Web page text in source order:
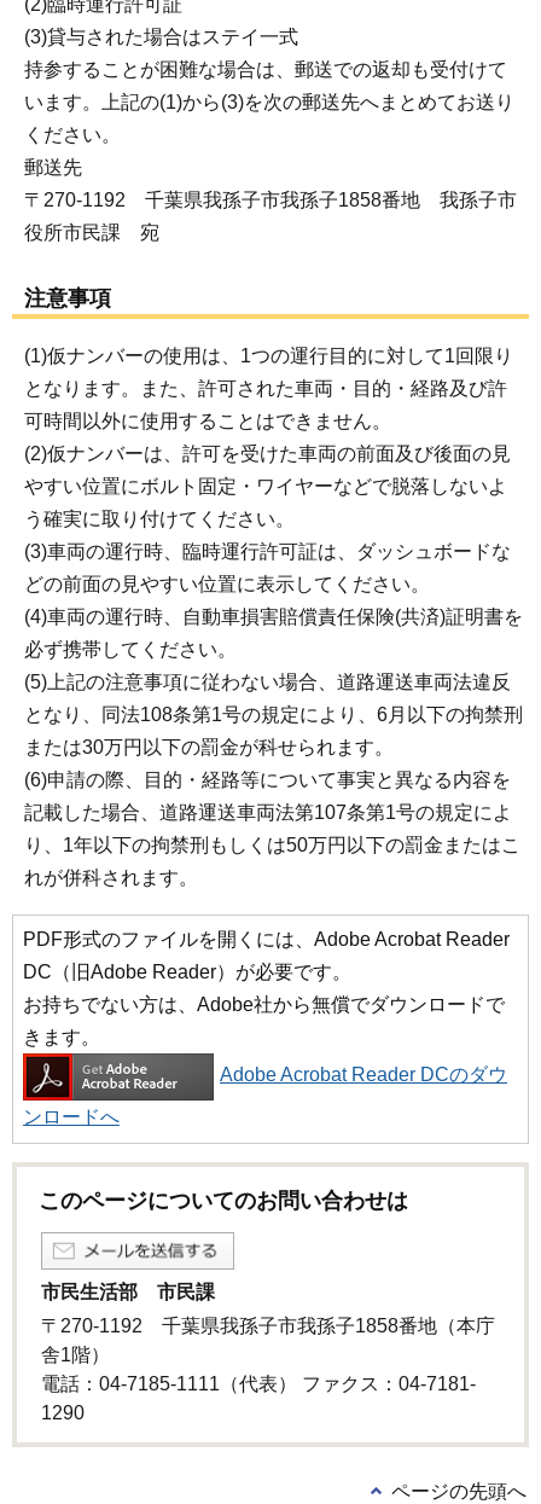
(3)貸与された場合はステイ一式
持参することが困難な場合は、郵送での返却も受付けて
います。上記の(1)から(3)を次の郵送先へまとめてお送り
ください。
郵送先
〒270-1192 千葉県我孫子市我孫子1858番地 我孫子市
役所市民課 宛
注意事項
(1)仮ナンバーの使用は、1つの運行目的に対して1回限り
となります。また、許可された車両・目的・経路及び許
可時間以外に使用することはできません。
(2)仮ナンバーは、許可を受けた車両の前面及び後面の見
やすい位置にボルト固定・ワイヤーなどで脱落しないよ
う確実に取り付けてください。
(3)車両の運行時、臨時運行許可証は、ダッシュボードな
どの前面の見やすい位置に表示してください。
(4)車両の運行時、自動車損害賠償責任保険(共済)証明書を
必ず携帯してください。
(5)上記の注意事項に従わない場合、道路運送車両法違反
となり、同法108条第1号の規定により、6月以下の拘禁刑
または30万円以下の罰金が科せられます。
(6)申請の際、目的・経路等について事実と異なる内容を
記載した場合、道路運送車両法第107条第1号の規定によ
り、1年以下の拘禁刑もしくは50万円以下の罰金またはこ
れが併科されます。
PDF形式のファイルを開くには、Adobe Acrobat Reader
DC（旧Adobe Reader）が必要です。
お持ちでない方は、Adobe社から無償でダウンロードで
きます。
Adobe Acrobat Reader DCのダウ
ンロードへ
このページについてのお問い合わせは
市民生活部 市民課
〒270-1192 千葉県我孫子市我孫子1858番地（本庁
舎1階）
電話：04-7185-1111（代表） ファクス：04-7181-
1290
ページの先頭へ